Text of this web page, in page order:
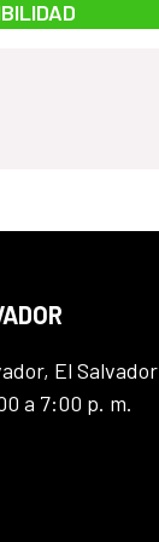
El Salvador
a 7:00 p. m.